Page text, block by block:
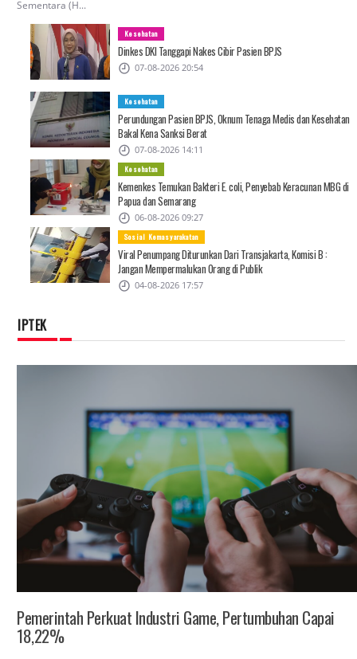
Sementara (H...
Kesehatan
Dinkes DKI Tanggapi Nakes Cibir Pasien BPJS
07-08-2026 20:54
Kesehatan
Perundungan Pasien BPJS, Oknum Tenaga Medis dan Kesehatan
Bakal Kena Sanksi Berat
07-08-2026 14:11
Kesehatan
Kemenkes Temukan Bakteri E. coli, Penyebab Keracunan MBG di
Papua dan Semarang
06-08-2026 09:27
Sosial Kemasyarakatan
Viral Penumpang Diturunkan Dari Transjakarta, Komisi B :
Jangan Mempermalukan Orang di Publik
04-08-2026 17:57
IPTEK
Pemerintah Perkuat Industri Game, Pertumbuhan Capai
18,22%